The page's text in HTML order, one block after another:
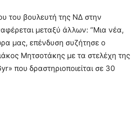
του βουλευτή της ΝΔ στην
μεταξύ άλλων: “Μια νέα,
μας, επένδυση συζήτησε ο
Μητσοτάκης με τα στελέχη της
που δραστηριοποιείται σε 30